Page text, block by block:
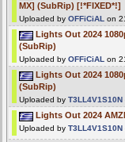
MX] (SubRip) [!*FIXED*!]
Uploaded by OFFiCiAL on
Lights Out 2024
(SubRip)
Uploaded by OFFiCiAL on
Lights Out 2024
(SubRip)
Uploaded by T3LL4V1S10N
Lights Out 2024
Uploaded by T3LL4V1S10N